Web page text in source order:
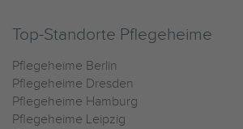
Top-Standorte Pflegeheime
Pflegeheime Berlin
Pflegeheime Dresden
Pflegeheime Hamburg
Pflegeheime Leipzig